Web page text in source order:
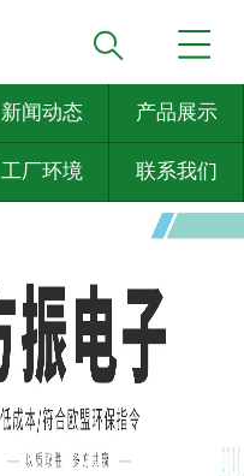
新闻动态 产品展示
工厂环境 联系我们